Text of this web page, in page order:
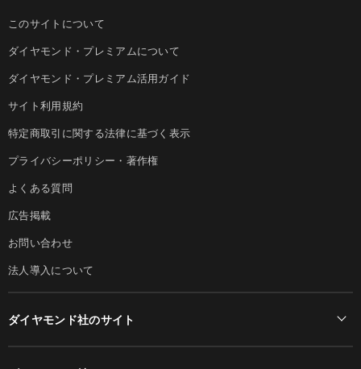
このサイトについて
ダイヤモンド・プレミアムについて
ダイヤモンド・プレミアム活用ガイド
サイト利用規約
特定商取引に関する法律に基づく表示
プライバシーポリシー・著作権
よくある質問
広告掲載
お問い合わせ
法人導入について
ダイヤモンド社のサイト